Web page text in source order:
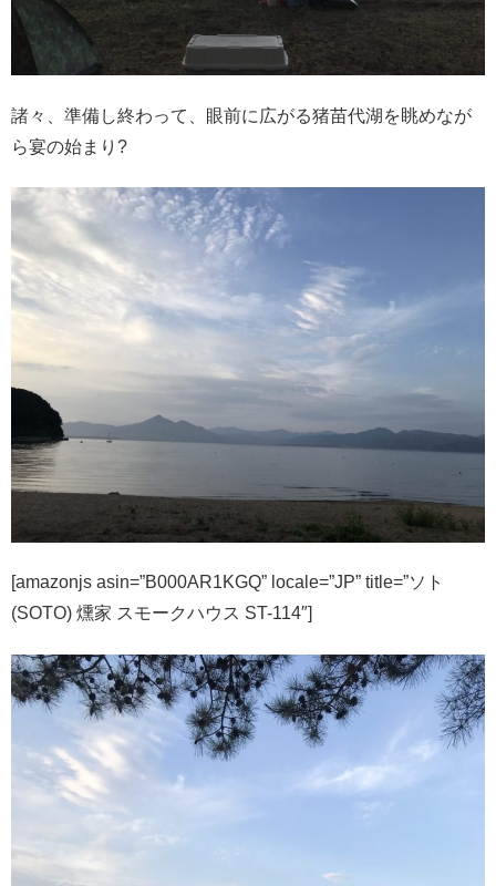
諸々、準備し終わって、眼前に広がる猪苗代湖を眺めなが
ら宴の始まり?
[amazonjs asin=”B000AR1KGQ” locale=”JP” title=”ソト
(SOTO) 燻家 スモークハウス ST-114″]